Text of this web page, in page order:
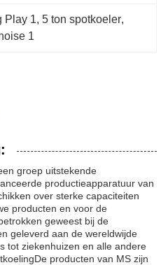
Play 1, 5 ton spotkoeler,
1
groep uitstekende
productieapparatuur van
over sterke capaciteiten
producten en voor de
geweest bij de
geleverd aan de wereldwijde
tot ziekenhuizen en alle andere
producten van MS zijn